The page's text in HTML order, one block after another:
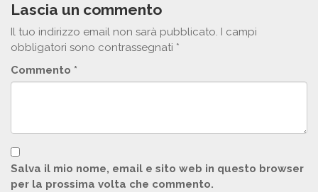
Lascia un commento
Il tuo indirizzo email non sarà pubblicato. I campi
obbligatori sono contrassegnati *
Commento *
Salva il mio nome, email e sito web in questo browser
per la prossima volta che commento.